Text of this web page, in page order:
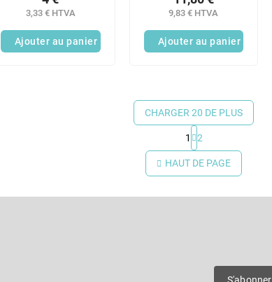
3,33 € HTVA
Ajouter au panier
9,83 € HTVA
Ajouter au panier
C
o
n
t
CHARGER 20 DE PLUS
1 2
HAUT DE PAGE